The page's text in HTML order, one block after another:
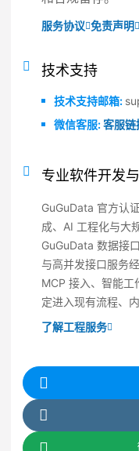
服务协议 免责声明
技术支持
技术支持邮箱:
微信客服:客服链
专业软件开发
GuGuData 官方认
成、AI 工程化与大
GuGuData 数据接
与高并发接口服务
MCP 接入、智能工
定进入现有流程、
了解工程服务